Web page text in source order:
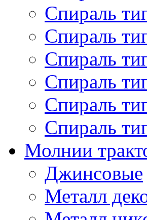
Спираль
Спираль
Спираль
Спираль
Спираль
Спираль
Молнии
Джинсовые
Металл